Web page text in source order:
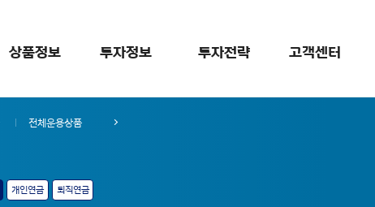
상품정보 투자정보 투자전략 고객센터
전체운용상품
개인연금 퇴직연금